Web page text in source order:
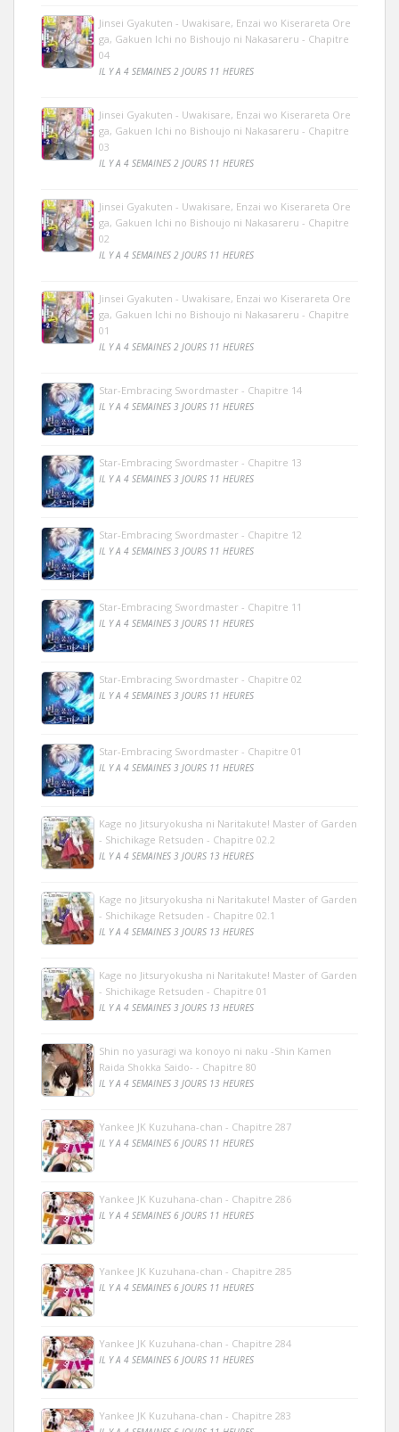
Jinsei Gyakuten - Uwakisare, Enzai wo Kiserareta Ore
ga, Gakuen Ichi no Bishoujo ni Nakasareru - Chapitre
04
IL Y A 4 SEMAINES 2 JOURS 11 HEURES
Jinsei Gyakuten - Uwakisare, Enzai wo Kiserareta Ore
ga, Gakuen Ichi no Bishoujo ni Nakasareru - Chapitre
03
IL Y A 4 SEMAINES 2 JOURS 11 HEURES
Jinsei Gyakuten - Uwakisare, Enzai wo Kiserareta Ore
ga, Gakuen Ichi no Bishoujo ni Nakasareru - Chapitre
02
IL Y A 4 SEMAINES 2 JOURS 11 HEURES
Jinsei Gyakuten - Uwakisare, Enzai wo Kiserareta Ore
ga, Gakuen Ichi no Bishoujo ni Nakasareru - Chapitre
01
IL Y A 4 SEMAINES 2 JOURS 11 HEURES
Star-Embracing Swordmaster - Chapitre 14
IL Y A 4 SEMAINES 3 JOURS 11 HEURES
Star-Embracing Swordmaster - Chapitre 13
IL Y A 4 SEMAINES 3 JOURS 11 HEURES
Star-Embracing Swordmaster - Chapitre 12
IL Y A 4 SEMAINES 3 JOURS 11 HEURES
Star-Embracing Swordmaster - Chapitre 11
IL Y A 4 SEMAINES 3 JOURS 11 HEURES
Star-Embracing Swordmaster - Chapitre 02
IL Y A 4 SEMAINES 3 JOURS 11 HEURES
Star-Embracing Swordmaster - Chapitre 01
IL Y A 4 SEMAINES 3 JOURS 11 HEURES
Kage no Jitsuryokusha ni Naritakute! Master of Garden
- Shichikage Retsuden - Chapitre 02.2
IL Y A 4 SEMAINES 3 JOURS 13 HEURES
Kage no Jitsuryokusha ni Naritakute! Master of Garden
- Shichikage Retsuden - Chapitre 02.1
IL Y A 4 SEMAINES 3 JOURS 13 HEURES
Kage no Jitsuryokusha ni Naritakute! Master of Garden
- Shichikage Retsuden - Chapitre 01
IL Y A 4 SEMAINES 3 JOURS 13 HEURES
Shin no yasuragi wa konoyo ni naku -Shin Kamen
Raida Shokka Saido- - Chapitre 80
IL Y A 4 SEMAINES 3 JOURS 13 HEURES
Yankee JK Kuzuhana-chan - Chapitre 287
IL Y A 4 SEMAINES 6 JOURS 11 HEURES
Yankee JK Kuzuhana-chan - Chapitre 286
IL Y A 4 SEMAINES 6 JOURS 11 HEURES
Yankee JK Kuzuhana-chan - Chapitre 285
IL Y A 4 SEMAINES 6 JOURS 11 HEURES
Yankee JK Kuzuhana-chan - Chapitre 284
IL Y A 4 SEMAINES 6 JOURS 11 HEURES
Yankee JK Kuzuhana-chan - Chapitre 283